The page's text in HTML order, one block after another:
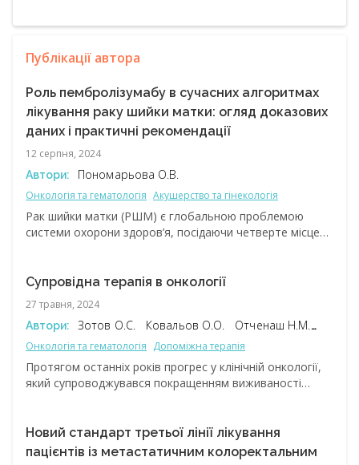
Публікації автора
Роль пембролізумабу в сучасних алгоритмах
лікування раку шийки матки: огляд доказових
даних і практичні рекомендації
12 серпня, 2024
Автори: Пономарьова О.В.
Онкологія та гематологія Акушерство та гінекологія
Рак шийки матки (РШМ) є глобальною проблемою
системи охорони здоров’я, посідаючи четверте місце
онкологічної захворюваності та смертності жіночого
на наявність ефективних методів первинної
та вторинної профілактики, захворюваність
та смертність від РШМ залишаються високими,
що зумовлює необхідність вдосконалення підходів
до лікування. Одним з перспективних напрямів
лікування РШМ є імунотерапія, зокрема
відповіді пембролізумабу.
Супровідна терапія в онкології
27 травня, 2024
Автори: Зотов О.С. Ковальов О.О.
Отченаш Н.М.
Пономарьова О.В.
Онкологія та гематологія Допоміжна терапія
Протягом останніх років прогрес у клінічній онкології,
який супроводжувався покращенням виживаності
синдромів, що стали наслідками побічних ефектів (ПЕ)
успішної протипухлинної терапії. Це питання активно
Новий стандарт третьої лінії лікування
пацієнтів із метастатичним колоректальним